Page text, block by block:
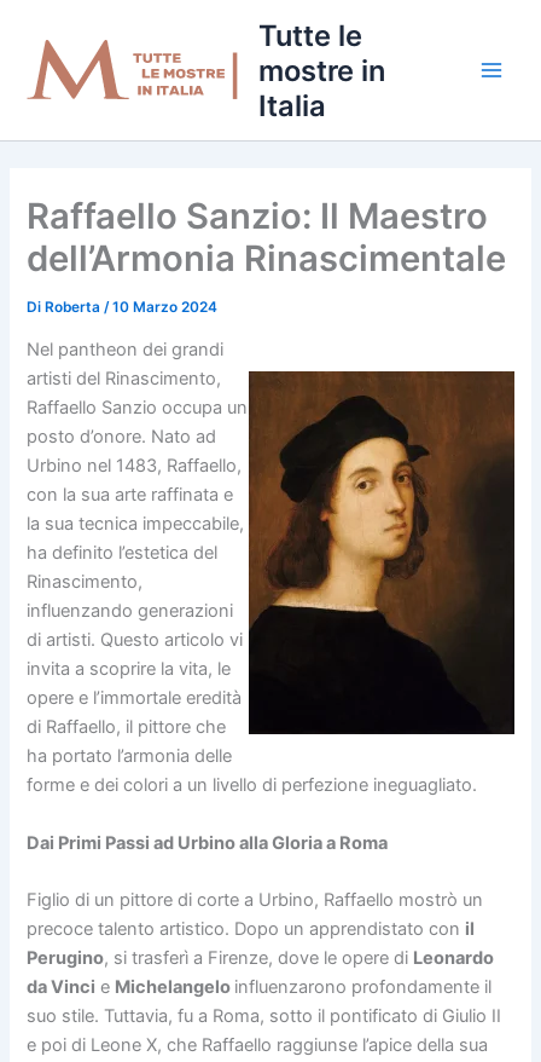
contenuto
Tutte le
mostre in
Italia
Raffaello Sanzio: Il Maestro
dell’Armonia Rinascimentale
Di Roberta/10 Marzo 2024
Nel pantheon dei grandi
artisti del Rinascimento,
Raffaello Sanzio occupa un
posto d’onore. Nato ad
Urbino nel 1483, Raffaello,
con la sua arte raffinata e
la sua tecnica impeccabile,
ha definito l’estetica del
Rinascimento,
influenzando generazioni
di artisti. Questo articolo vi
invita a scoprire la vita, le
opere e l’immortale eredità
di Raffaello, il pittore che
ha portato l’armonia delle
forme e dei colori a un livello di perfezione ineguagliato.
Dai Primi Passi ad Urbino alla Gloria a Roma
Figlio di un pittore di corte a Urbino, Raffaello mostrò un
precoce talento artistico. Dopo un apprendistato con il
Perugino, si trasferì a Firenze, dove le opere di Leonardo
da Vinci e Michelangelo influenzarono profondamente il
suo stile. Tuttavia, fu a Roma, sotto il pontificato di Giulio II
e poi di Leone X, che Raffaello raggiunse l’apice della sua